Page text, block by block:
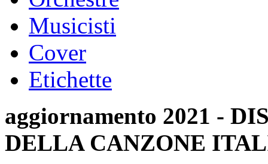
Musicisti
Cover
Etichette
aggiornamento 2021 -
DELLA CANZONE